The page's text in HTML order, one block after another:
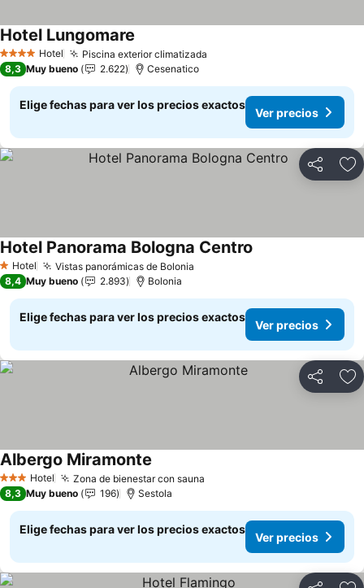
4 EstrellasHotel Piscina exterior climatizada
Hotel Lungomare
8,3 Muy bueno 2.622 Cesenatico
Elige fechas para ver los precios exactos
Ver precios
Compartir
1 Estrellas
Hotel Vistas panorámicas de Bolonia
Hotel Panorama Bologna Centro
8,4 Muy bueno 2.893 Bolonia
Elige fechas para ver los precios exactos
Ver precios
Compartir
3 Estrellas
Hotel Zona de bienestar con sauna
Albergo Miramonte
8,3 Muy bueno 196 Sestola
Elige fechas para ver los precios exactos
Ver precios